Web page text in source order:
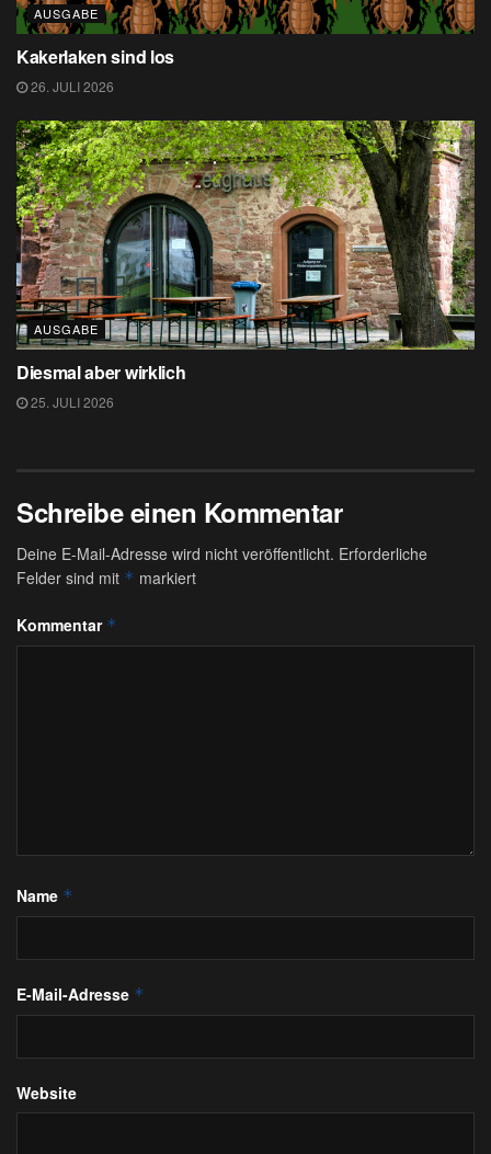
AUSGABE
Kakerlaken sind los
26. JULI 2026
AUSGABE
Diesmal aber wirklich
25. JULI 2026
Schreibe einen Kommentar
Deine E-Mail-Adresse wird nicht veröffentlicht. Erforderliche
Felder sind mit * markiert
Kommentar *
Name *
E-Mail-Adresse *
Website